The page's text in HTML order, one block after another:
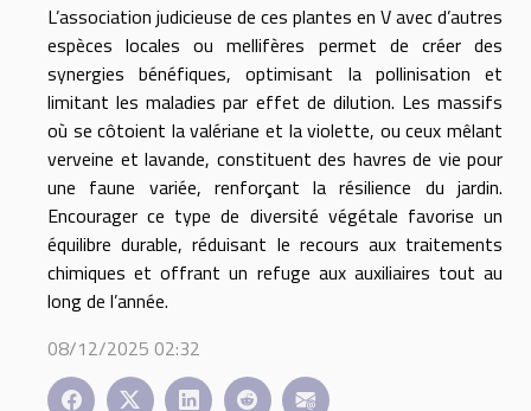
L’association judicieuse de ces plantes en V avec d’autres
espèces locales ou mellifères permet de créer des
synergies bénéfiques, optimisant la pollinisation et
limitant les maladies par effet de dilution. Les massifs
où se côtoient la valériane et la violette, ou ceux mêlant
verveine et lavande, constituent des havres de vie pour
une faune variée, renforçant la résilience du jardin.
Encourager ce type de diversité végétale favorise un
équilibre durable, réduisant le recours aux traitements
chimiques et offrant un refuge aux auxiliaires tout au
long de l’année.
08/12/2025 02:32